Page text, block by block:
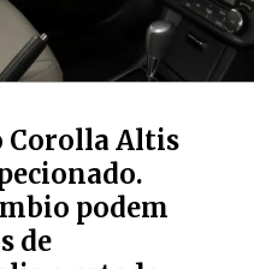
Corolla Altis
podem
de